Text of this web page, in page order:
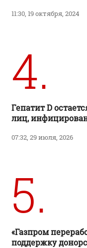
11:30, 19 октября, 2024
4.
Гепатит D
лиц,
07:32, 29 июля, 2026
5.
«Газпром
поддержку